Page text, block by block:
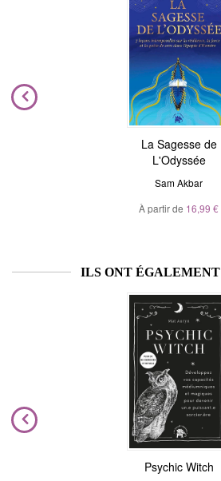
La Sagesse de
L'Odyssée
Sam Akbar
À partir de 16,99 €
ILS ONT
Psychic Witch